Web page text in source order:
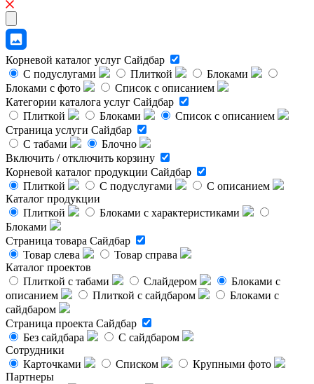
Корневой каталог услуг Сайдбар
С подуслугами
Плиткой
Блоками
Блоками с фото
Список с описанием
Категории каталога услуг Сайдбар
Плиткой
Блоками
Список с описанием
Страница услуги Сайдбар
С табами
Блочно
Включить / отключить корзину
Корневой каталог продукции Сайдбар
Плиткой
С подуслугами
С описанием
Каталог продукции
Плиткой
Блоками с характеристиками
Блоками
Страница товара Сайдбар
Товар слева
Товар справа
Каталог проектов
Плиткой с табами
Слайдером
Блоками с
описанием
Плиткой с сайдбаром
Блоками с
сайдбаром
Страница проекта Сайдбар
Без сайдбара
С сайдбаром
Сотрудники
Карточками
Списком
Крупными фото
Партнеры